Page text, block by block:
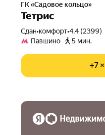
ГК «Садовое кольцо»
Тетрис
Сдан•комфорт•4.4 (2399)
Павшино
5 мин.
+7